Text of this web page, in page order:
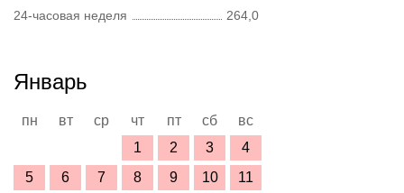
24-часовая неделя
264,0
Январь
пн вт ср чт пт сб
вс
1
2 3
4
5
6 7 8 9 10
11